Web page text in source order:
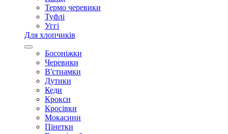
Термо черевики
Туфлі
Уггі
Для хлопчиків
Босоніжки
Черевики
В'єтнамки
Дутики
Кеди
Крокси
Кросівки
Мокасини
Пінетки